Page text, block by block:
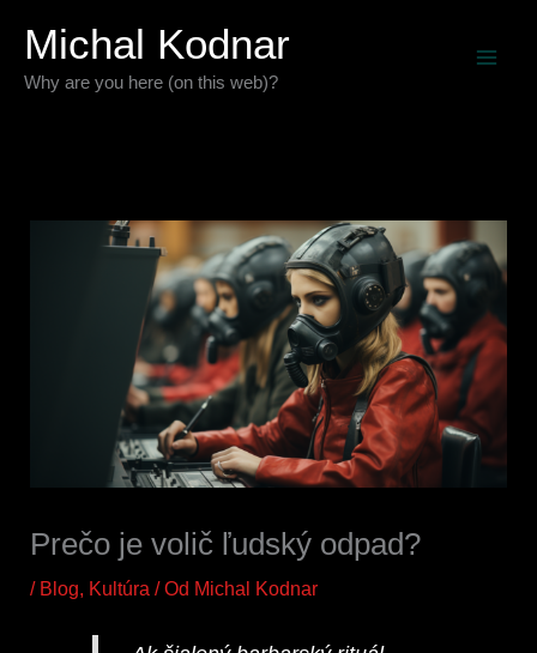
obsah
Michal Kodnar
Why are you here (on this web)?
Prečo je volič ľudský odpad?
/ Blog, Kultúra / Od Michal Kodnar